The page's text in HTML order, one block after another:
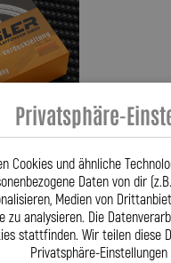
Land Rover
Cabriolet
-
Privatsphäre-
Cookies und ähnliche
Daten von dir
Medien von
zu analysieren. Die
stattfinden. Wir teilen diese
Privatsphäre-Einstellungen